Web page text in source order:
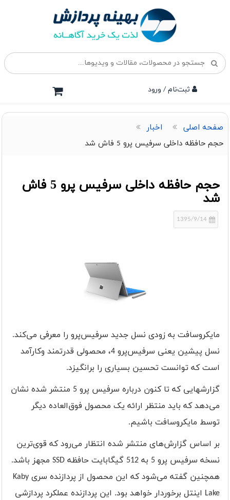
ثبت‌نام / ورود
صفحه اصلی
اخبار
حجم حافظه داخلی سرفیس پرو 5 فاش شد
حجم حافظه داخلی سرفیس پرو 5 فاش
شد
مایکروسافت به زودی نسل جدید سرفیس‌پرو را معرفی می‌کند.
نسل پیشین یعنی سرفیس‌پرو 4، محصولی قدرتمند وکارآمد
است که توانست تحسین بسیاری را برانگیزد.
گزارشهایی که تا کنون درباره سرفیس پرو 5 منتشر شده نشان
می‌دهد که باید منتظر ارائه یک محصول فوق‌العاده دیگر
توسط مایکروسافت باشیم.
بر اساس گزارش‌های منتشر شده انتظار می‌رود که قوی‌ترین
نسخه سرفیس پرو 5 به 512 گیگابایت حافظه
SSD مجهز باشد.
همچنین گفته می‌شود که این محصول از پردازنده سری Kaby
Lake اینتل برخوردار خواهد بود. این پردازنده عملکرد پردازشی